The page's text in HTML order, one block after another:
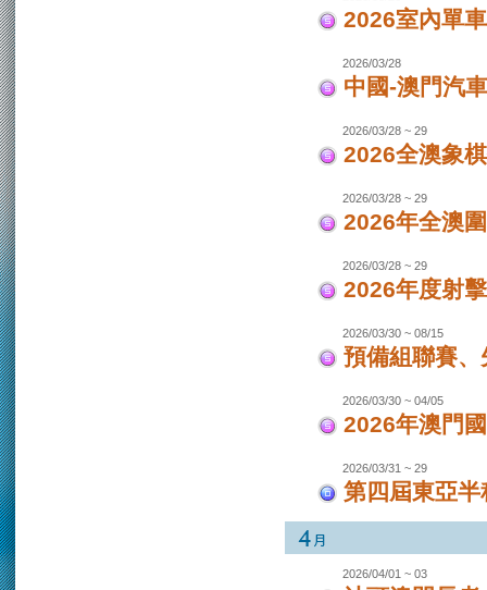
2026室內單
2026/03/28
中國-澳門汽
2026/03/28 ~ 29
2026全澳象
2026/03/28 ~ 29
2026年全澳
2026/03/28 ~ 29
2026年度射
2026/03/30 ~ 08/15
預備組聯賽
2026/03/30 ~ 04/05
2026年澳門
2026/03/31 ~ 29
第四屆東亞
2026/04/01 ~ 03